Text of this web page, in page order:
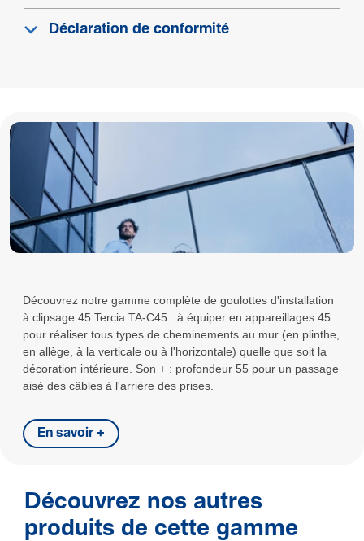
Non
Nombre d'agrafes par mètre
Avec film de protection
Déclaration de conformité
Découvrez notre gamme complète de goulottes d'installation
à clipsage 45 Tercia TA-C45 : à équiper en appareillages 45
pour réaliser tous types de cheminements au mur (en plinthe,
en allège, à la verticale ou à l'horizontale) quelle que soit la
décoration intérieure. Son + : profondeur 55 pour un passage
aisé des câbles à l'arrière des prises.
En savoir +
Découvrez nos autres
produits de cette gamme